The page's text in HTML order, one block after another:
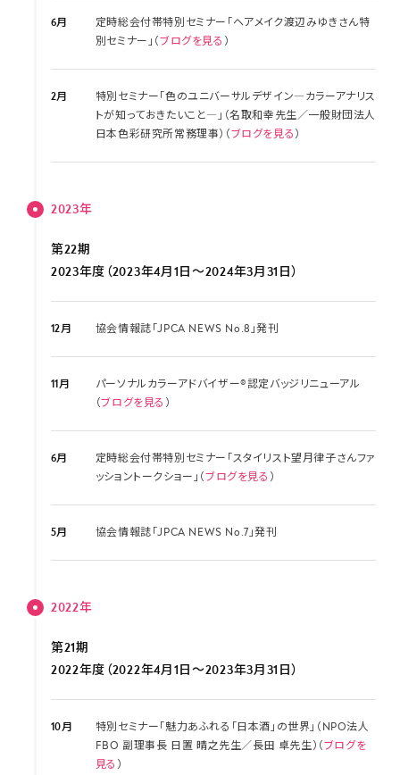
6月
定時総会付帯特別セミナー「ヘアメイク渡辺みゆきさん特
別セミナー」（ブログを見る ）
2月
特別セミナー「色のユニバーサルデザイン―カラーアナリス
トが知っておきたいこと―」（名取和幸先生／一般財団法人
日本色彩研究所常務理事）（ブログを見る ）
2023年
第22期
2023年度（2023年4月1日～2024年3月31日）
12月 協会情報誌「JPCA NEWS No.8」発刊
11月
パーソナルカラーアドバイザー®認定バッジリニューアル
（ブログを見る ）
6月
定時総会付帯特別セミナー「スタイリスト望月律子さんファ
ッショントークショー」（ブログを見る ）
5月 協会情報誌「JPCA NEWS No.7」発刊
2022年
第21期
2022年度（2022年4月1日～2023年3月31日）
10月
特別セミナー「魅力あふれる「日本酒」の世界」（NPO法人
FBO 副理事長 日置 晴之先生／長田 卓先生）（ブログを
見る ）